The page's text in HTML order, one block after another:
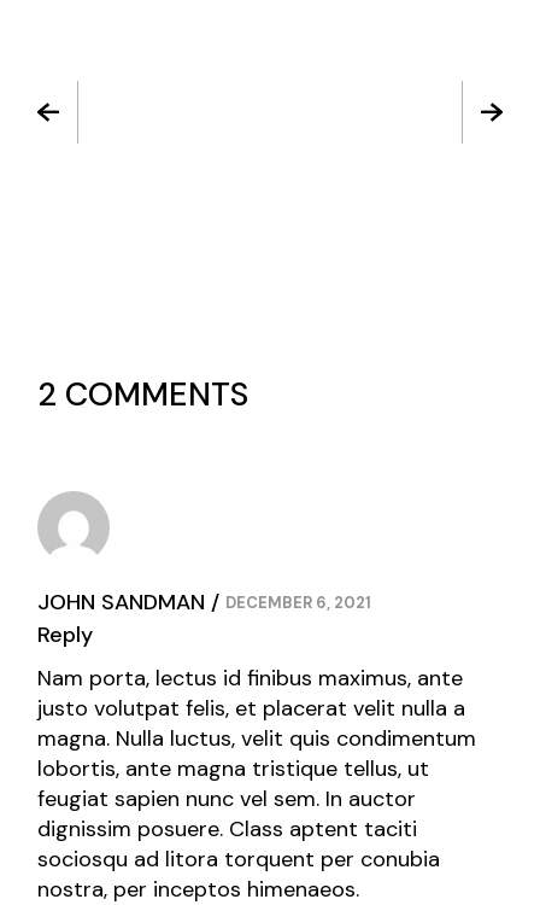
2 COMMENTS
JOHN SANDMAN DECEMBER 6, 2021
Reply
Nam porta, lectus id finibus maximus, ante
justo volutpat felis, et placerat velit nulla a
magna. Nulla luctus, velit quis condimentum
lobortis, ante magna tristique tellus, ut
feugiat sapien nunc vel sem. In auctor
dignissim posuere. Class aptent taciti
sociosqu ad litora torquent per conubia
nostra, per inceptos himenaeos.